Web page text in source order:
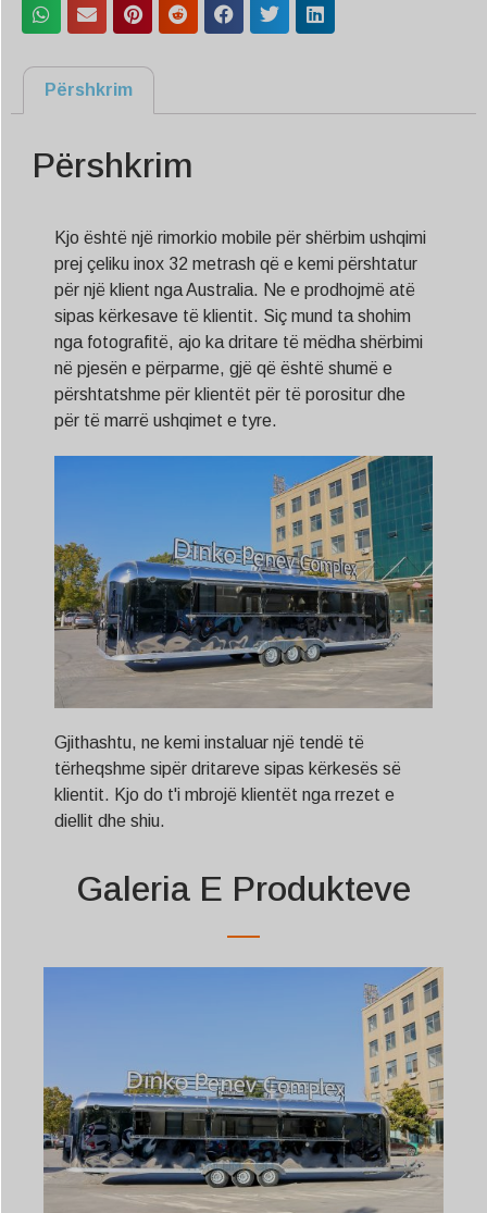
Përshkrim
Përshkrim
Kjo është një rimorkio mobile për shërbim ushqimi
prej çeliku inox 32 metrash që e kemi përshtatur
për një klient nga Australia. Ne e prodhojmë atë
sipas kërkesave të klientit. Siç mund ta shohim
nga fotografitë, ajo ka dritare të mëdha shërbimi
në pjesën e përparme, gjë që është shumë e
përshtatshme për klientët për të porositur dhe
për të marrë ushqimet e tyre.
Gjithashtu, ne kemi instaluar një tendë të
tërheqshme sipër dritareve sipas kërkesës së
klientit. Kjo do t'i mbrojë klientët nga rrezet e
diellit dhe shiu.
Galeria E Produkteve